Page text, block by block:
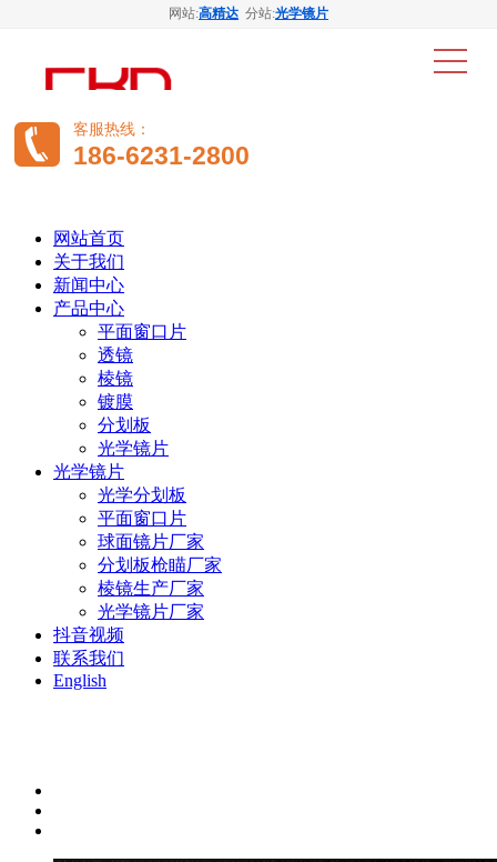
网站:高精达 分站:光学镜片
客服热线：
186-6231-2800
网站首页
关于我们
新闻中心
产品中心
平面窗口片
透镜
棱镜
镀膜
分划板
光学镜片
光学镜片
光学分划板
平面窗口片
球面镜片厂家
分划板枪瞄厂家
棱镜生产厂家
光学镜片厂家
抖音视频
联系我们
English